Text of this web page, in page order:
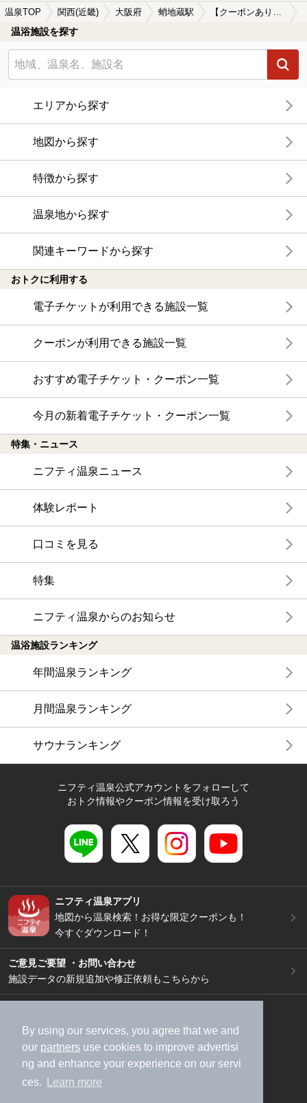
By using our services, you agree that we and
our partners use cookies to improve advertisi
ng and enhance your experience on our servi
ces.
Learn more
温泉TOP 関西(近畿) 大阪府 蛸地蔵駅 【クーポンあり】女子旅・女子会におすすめの蛸地蔵駅近くの温泉、日帰り温泉、スーパー銭湯おすすめ
温浴施設を探す
エリアから探す
地図から探す
特徴から探す
温泉地から探す
関連キーワードから探す
おトクに利用する
電子チケットが利用できる施設一覧
クーポンが利用できる施設一覧
おすすめ電子チケット・クーポン一覧
今月の新着電子チケット・クーポン一覧
特集・ニュース
ニフティ温泉ニュース
体験レポート
口コミを見る
特集
ニフティ温泉からのお知らせ
温浴施設ランキング
年間温泉ランキング
月間温泉ランキング
サウナランキング
ニフティ温泉公式アカウントをフォローして
おトク情報やクーポン情報を受け取ろう
ニフティ温泉アプリ
地図から温泉検索！お得な限定クーポンも！
今すぐダウンロード！
ご意見ご要望 ・お問い合わせ
施設データの新規追加や修正依頼もこちらから
加盟店募集（資料請求）
広告出稿のご案内
利用規約
ライフスタイルMEMBERS+規約
特定商取引法に基づく表記
ヘルプ
採用情報
運営会社